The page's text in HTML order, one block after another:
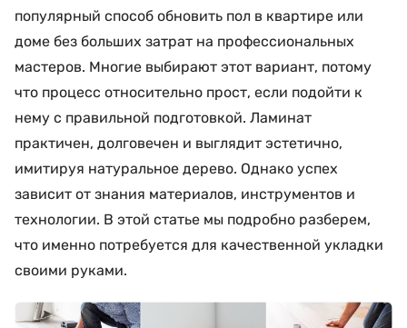
популярный способ обновить пол в квартире или
доме без больших затрат на профессиональных
мастеров. Многие выбирают этот вариант, потому
что процесс относительно прост, если подойти к
нему с правильной подготовкой. Ламинат
практичен, долговечен и выглядит эстетично,
имитируя натуральное дерево. Однако успех
зависит от знания материалов, инструментов и
технологии. В этой статье мы подробно разберем,
что именно потребуется для качественной укладки
своими руками.